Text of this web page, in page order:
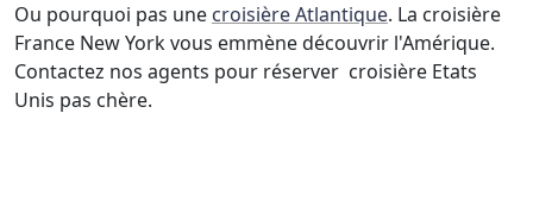
Ou pourquoi pas une croisière Atlantique. La croisière
France New York vous emmène découvrir l'Amérique.
Contactez nos agents pour réserver croisière Etats
Unis pas chère.